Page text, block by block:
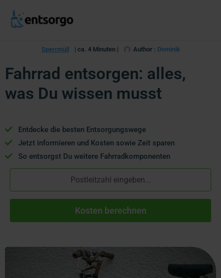
Sperrmüll | ca. 4 Minuten | Author : Dominik
Fahrrad entsorgen: alles,
was Du wissen musst
Entdecke die besten Entsorgungswege
Jetzt informieren und Kosten sowie Zeit sparen
So entsorgst Du weitere Fahrradkomponenten
Kosten berechnen